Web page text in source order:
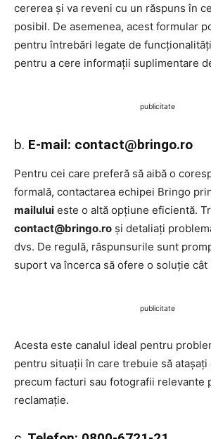
cererea și va reveni cu un răspuns în
posibil. De asemenea, acest formular
pentru întrebări legate de
pentru a cere informații suplimentare
publicitate
b. E-mail: contact@bringo.ro
Pentru cei care preferă să aibă o
formală, contactarea echipei Bringo
mailului este o altă opțiune eficientă.
contact@bringo.ro și detaliați
dvs. De regulă, răspunsurile sunt
suport va încerca să ofere o soluție cât
publicitate
Acesta este canalul ideal pentru
pentru situații în care trebuie să atașați
precum facturi sau fotografii relevante
reclamație.